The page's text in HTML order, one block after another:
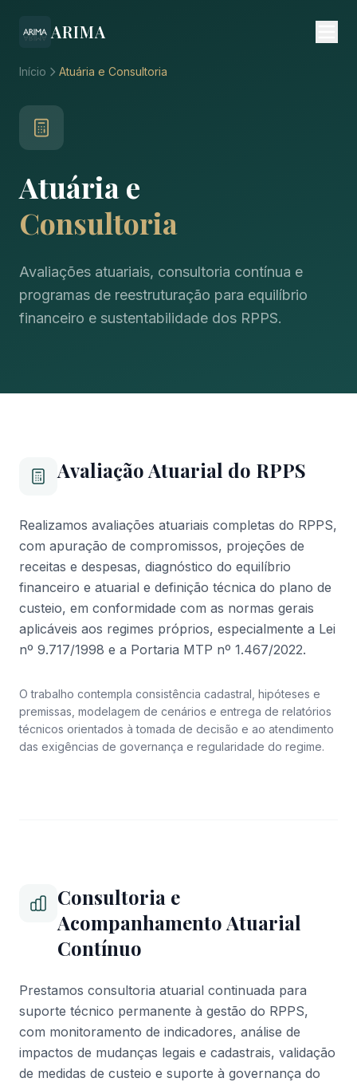
ARIMA
Início Atuária e Consultoria
Atuária e
Consultoria
Avaliações atuariais, consultoria contínua e
programas de reestruturação para equilíbrio
financeiro e sustentabilidade dos RPPS.
Avaliação Atuarial do RPPS
Realizamos avaliações atuariais completas do RPPS,
com apuração de compromissos, projeções de
receitas e despesas, diagnóstico do equilíbrio
financeiro e atuarial e definição técnica do plano de
custeio, em conformidade com as normas gerais
aplicáveis aos regimes próprios, especialmente a Lei
nº 9.717/1998 e a Portaria MTP nº 1.467/2022.
O trabalho contempla consistência cadastral, hipóteses e
premissas, modelagem de cenários e entrega de relatórios
técnicos orientados à tomada de decisão e ao atendimento
das exigências de governança e regularidade do regime.
Consultoria e
Acompanhamento Atuarial
Contínuo
Prestamos consultoria atuarial continuada para
suporte técnico permanente à gestão do RPPS,
com monitoramento de indicadores, análise de
impactos de mudanças legais e cadastrais, validação
de medidas de custeio e suporte à governança do